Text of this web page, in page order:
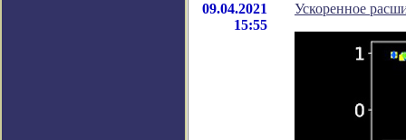
09.04.2021
15:55
Ускоренное